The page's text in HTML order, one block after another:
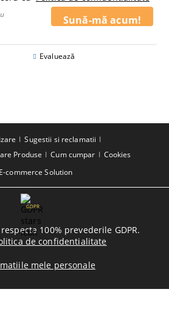
Evaluează
commerce Solution
Sugestii si reclamatii
Produse Cum cumpar Cookies
GDPR
100% prevederile GDPR.
de confidentialitate
mele personale